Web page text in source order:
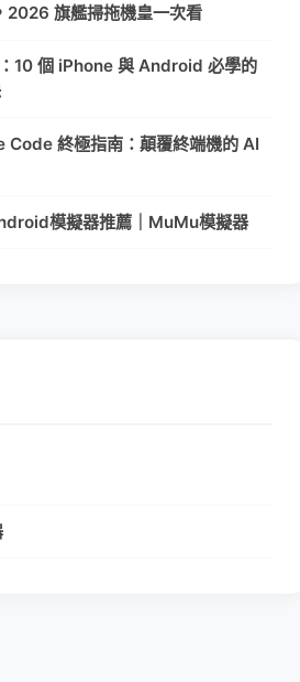
旗艦掃拖機皇一次看
10 個 iPhone 與 Android 必學的
終極指南：顛覆終端機的 AI
模擬器推薦｜MuMu模擬器